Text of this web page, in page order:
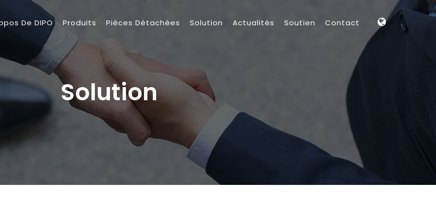
De DIPO Produits Pièces Détachées Solution Actualités Soutien Contact
Solution